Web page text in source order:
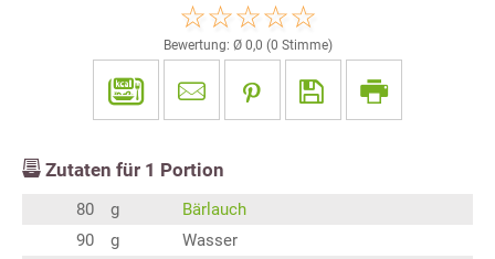
Bewertung: Ø 0,0 (0 Stimme)
Zutaten für 1 Portion
80 g
Bärlauch
90
g
Wasser